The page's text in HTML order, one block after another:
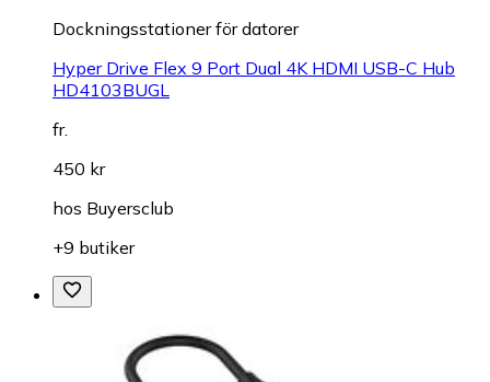
Dockningsstationer för datorer
Hyper Drive Flex 9 Port Dual 4K HDMI USB-C Hub
HD4103BUGL
fr.
450 kr
hos Buyersclub
+9 butiker